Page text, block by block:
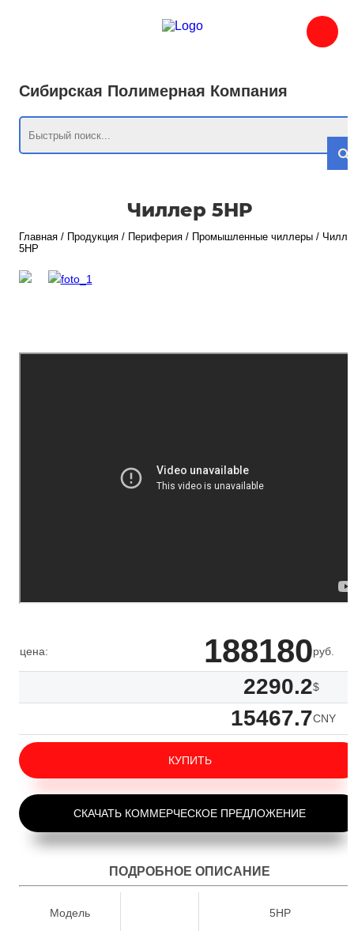
Сибирская Полимерная Компания
Чиллер 5HP
Главная / Продукция / Периферия / Промышленные чиллеры /
5HP
цена: 188180руб.
2290.2$
15467.7CNY
КУПИТЬ
СКАЧАТЬ КОММЕРЧЕСКОЕ ПРЕДЛОЖЕНИЕ
ПОДРОБНОЕ ОПИСАНИЕ
Модель 5HP